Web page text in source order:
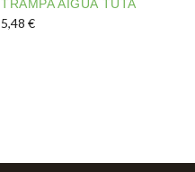
TRAMPA AIGUA TUTA
5,48€